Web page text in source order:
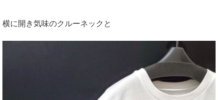
横に開き気味のクルーネックと